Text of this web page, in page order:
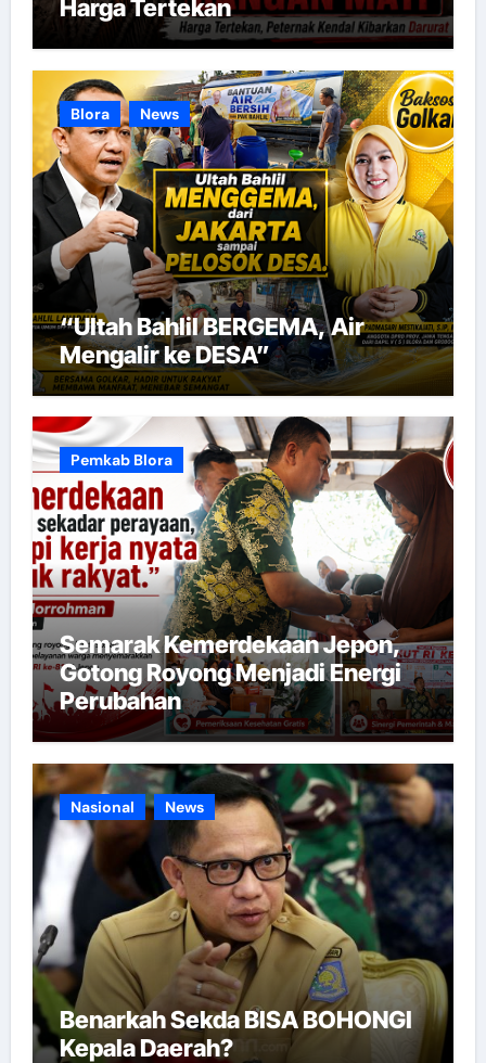
Harga Tertekan
Blora News
“Ultah Bahlil BERGEMA, Air
Mengalir ke DESA”
Pemkab Blora
Semarak Kemerdekaan Jepon,
Gotong Royong Menjadi Energi
Perubahan
Nasional News
Benarkah Sekda BISA BOHONGI
Kepala Daerah?